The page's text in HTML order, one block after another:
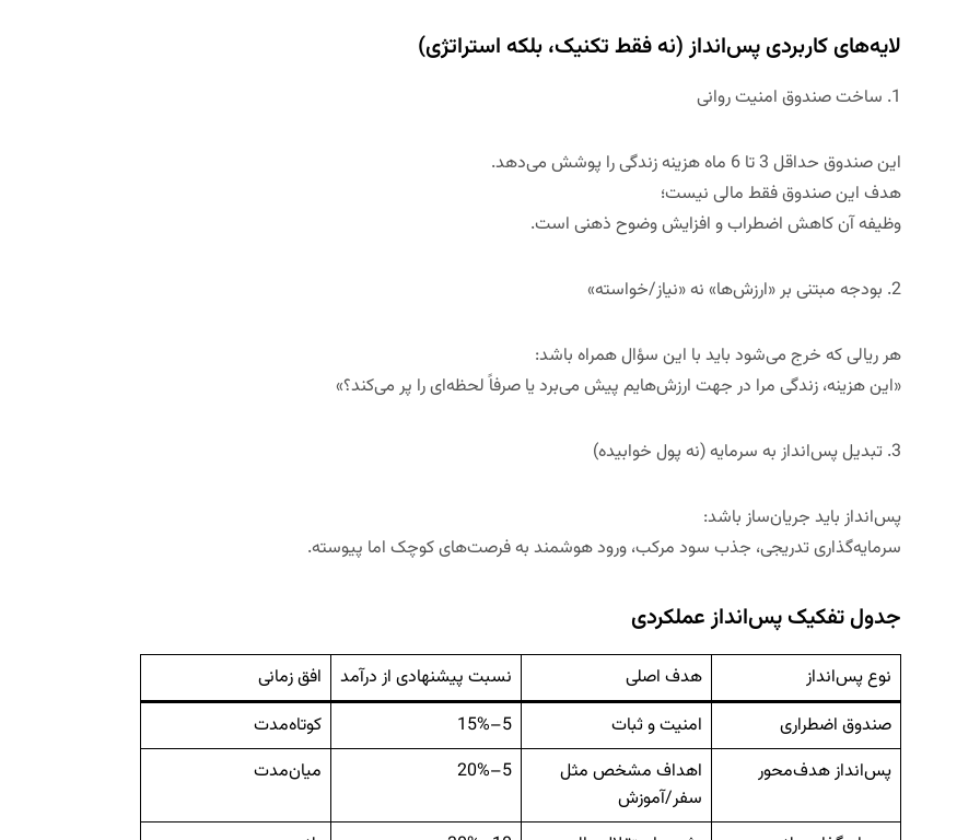
لایه‌های کاربردی پس‌انداز (نه فقط تکنیک، بلکه استراتژی)
1. ساخت صندوق امنیت روانی
این صندوق حداقل 3تا 6 ماه هزینه زندگی
را پوشش می‌دهد.
هدف این صندوق فقط مالی نیست؛
وظیفه آنکاهش اضطراب و افزایش وضوح ذهنی است.
2. بودجه مبتنی بر «ارزش‌ها» نه «نیاز/خواسته»
هر ریالی که خرج می‌شود باید با این سؤال همراه باشد:
«این هزینه، زندگی مرا در جهت ارزش‌هایم پیش می‌برد یا صرفاً لحظه‌ای را پر می‌کند؟»
3. تبدیل پس‌انداز به سرمایه (نه پول خوابیده)
پس‌انداز باید جریان‌ساز باشد:
سرمایه‌گذاری تدریجی، جذب سود مرکب، ورود هوشمند به فرصت‌های کوچک اما پیوسته.
جدول تفکیک پس‌انداز عملکردی
نوع پس‌انداز هدف اصلی نسبت پیشنهادی از درآمد
افق زمانی
صندوق اضطراری
امنیت و ثبات 5–15%
کوتاه‌مدت
پس‌انداز هدف‌محور
اهداف مشخص مثل
سفر/آموزش
5–20% میان‌مدت